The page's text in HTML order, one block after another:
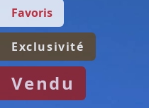
Favoris
Exclusivité
Vendu